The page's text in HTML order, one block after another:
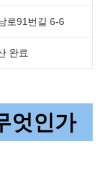
로91번길 6-6
완료
엇인가